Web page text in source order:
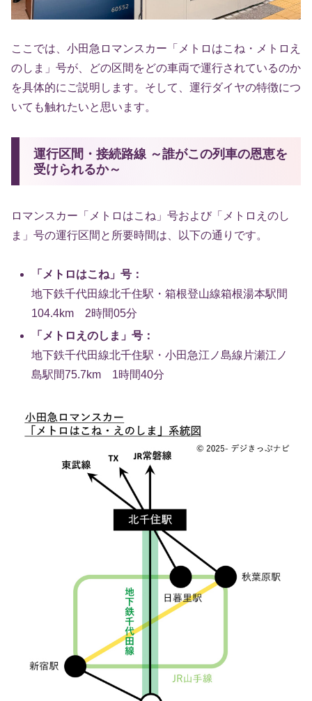
ここでは、小田急ロマンスカー「メトロはこね・メトロえ
のしま」号が、どの区間をどの車両で運行されているのか
を具体的にご説明します。そして、運行ダイヤの特徴につ
いても触れたいと思います。
運行区間・接続路線 ～誰がこの列車の恩恵を
受けられるか～
ロマンスカー「メトロはこね」号および「メトロえのし
ま」号の運行区間と所要時間は、以下の通りです。
「メトロはこね」号：
地下鉄千代田線北千住駅・箱根登山線箱根湯本駅間
104.4km 2時間05分
「メトロえのしま」号：
地下鉄千代田線北千住駅・小田急江ノ島線片瀬江ノ
島駅間75.7km 1時間40分